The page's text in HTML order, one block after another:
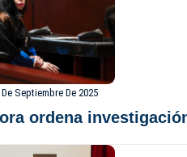
Septiembre De 2025
ordena